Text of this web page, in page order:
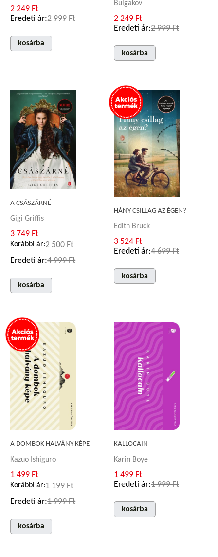
2 249 Ft
Eredeti ár:2 999 Ft
kosárba
Bulgakov
2 249 Ft
Eredeti ár:2 999 Ft
kosárba
A CSÁSZÁRNÉ
Gigi Griffis
3 749 Ft
Korábbi ár:2 500 Ft
Eredeti ár:4 999 Ft
kosárba
HÁNY CSILLAG AZ ÉGEN?
Edith Bruck
3 524 Ft
Eredeti ár:4 699 Ft
kosárba
A DOMBOK HALVÁNY KÉPE
Kazuo Ishiguro
1 499 Ft
Korábbi ár:1 199 Ft
Eredeti ár:1 999 Ft
kosárba
KALLOCAIN
Karin Boye
1 499 Ft
Eredeti ár:1 999 Ft
kosárba